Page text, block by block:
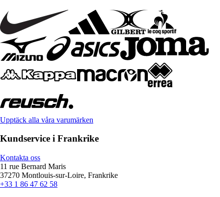
Upptäck alla våra varumärken
Kundservice i Frankrike
Kontakta oss
11 rue Bernard Maris
37270 Montlouis-sur-Loire, Frankrike
+33 1 86 47 62 58